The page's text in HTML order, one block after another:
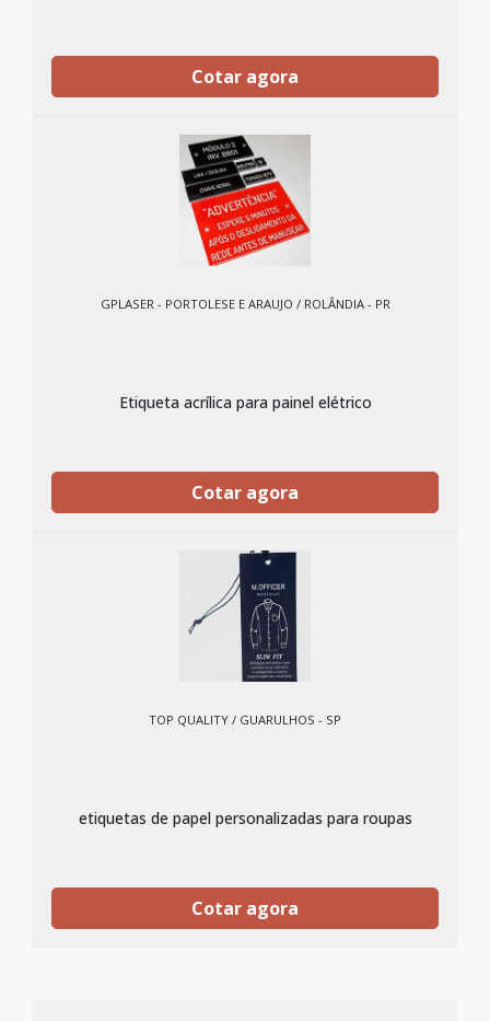
Cotar agora
GPLASER - PORTOLESE E ARAUJO / ROLÂNDIA - PR
Etiqueta acrílica para painel elétrico
Cotar agora
TOP QUALITY / GUARULHOS - SP
etiquetas de papel personalizadas para roupas
Cotar agora